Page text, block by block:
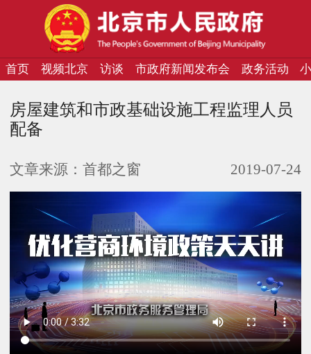
首页 视频北京 访谈 市政府新闻发布会 政务活动
房屋建筑和市政基础设施工程监理人员
配备
文章来源： 首都之窗 2019-07-24